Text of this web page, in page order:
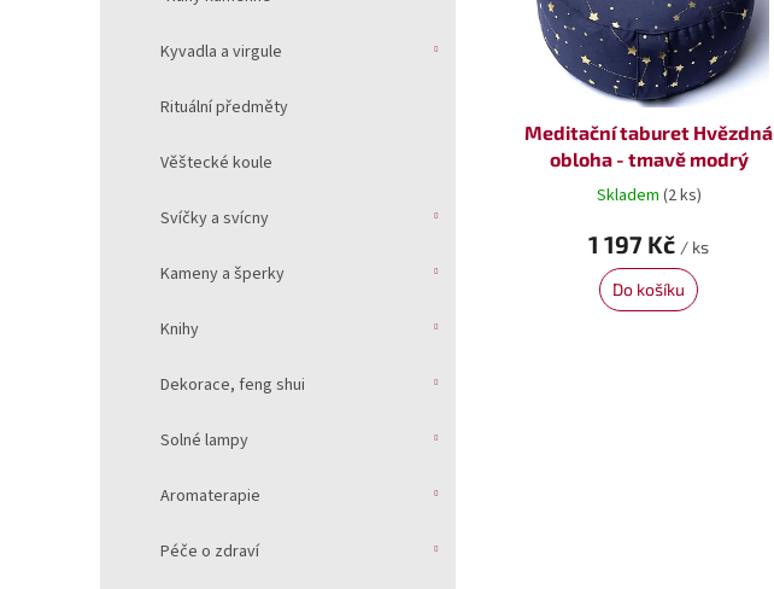
Kyvadla a virgule
Rituální předměty
Věštecké koule
Svíčky a svícny
Kameny a šperky
Knihy
Dekorace, feng shui
Solné lampy
Aromaterapie
Péče o zdraví
Meditační taburet Hvězdná
obloha - tmavě modrý
Skladem (2 ks)
1 197 Kč / ks
Do košíku